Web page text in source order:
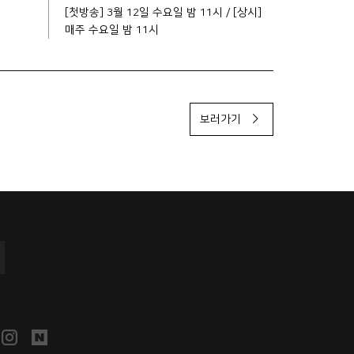
[첫방송] 3월 12일 수요일 밤 11시 / [상시]
매주 수요일 밤 11시
보러가기